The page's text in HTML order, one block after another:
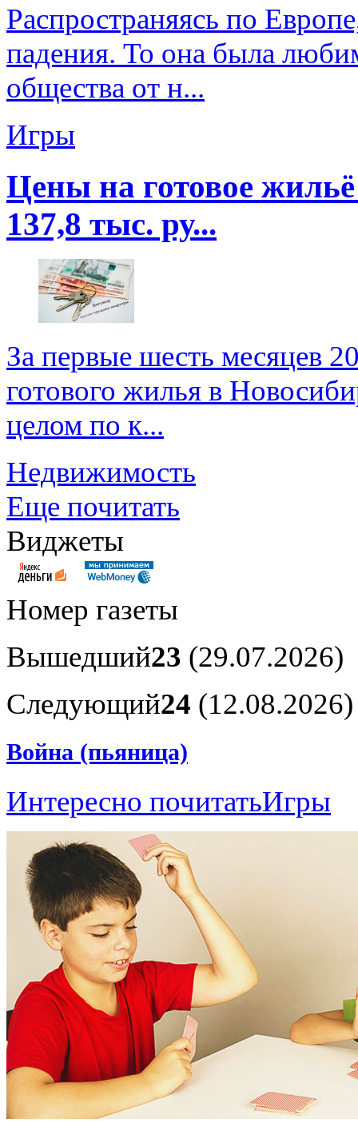
Распространяясь по
падения. То она была
общества от н...
Игры
Цены на готовое
137,8 тыс. ру...
За первые шесть месяцев
готового жилья в
целом по к...
Недвижимость
Еще почитать
Виджеты
Номер газеты
Вышедший23 (29.07.2026)
Следующий24 (12.08.2026)
Война (пьяница)
Интересно почитатьИгры